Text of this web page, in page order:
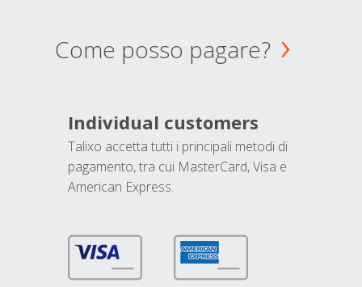
Come posso pagare?
Individual customers
Talixo accetta tutti i principali metodi di
pagamento, tra cui MasterCard, Visa e
American Express.